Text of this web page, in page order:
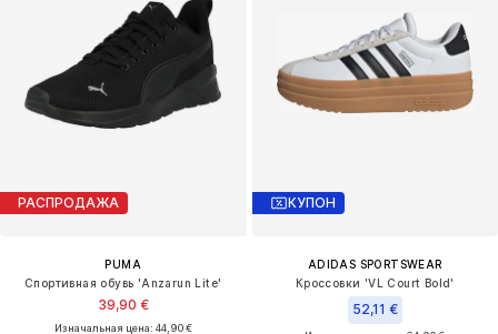
РАСПРОДАЖА
PUMA
Спортивная обувь 'Anzarun Lite'
39,90 €
Изначальная цена: 44,90 €
КУПОН
ADIDAS SPORTSWEAR
Кроссовки 'VL Court Bold'
52,11 €